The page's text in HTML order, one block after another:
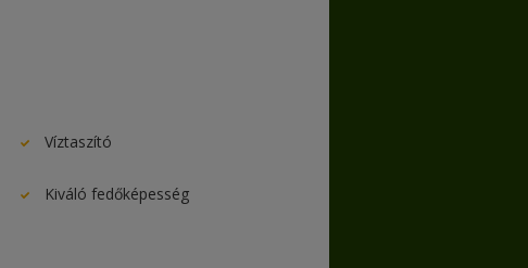
Víztaszító
Kiváló fedőképesség